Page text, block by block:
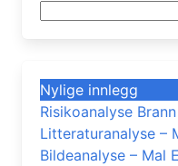
Nylige innlegg
Risikoanalyse
Litteraturanalyse –
Bildeanalyse – Mal